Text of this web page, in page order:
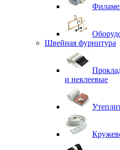
Швейная фурнитура
и неклеевые